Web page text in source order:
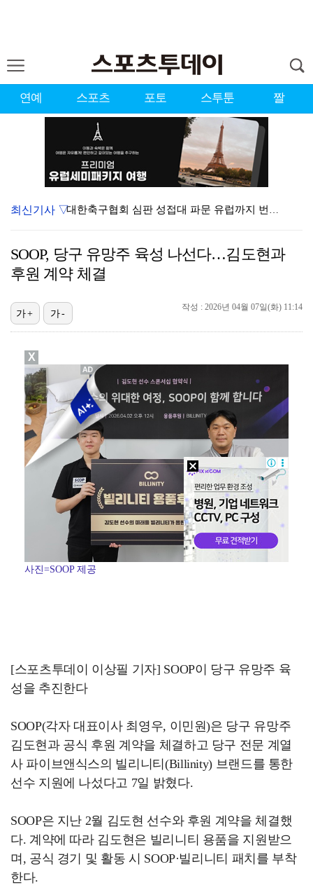
연예 스포츠 포토 스투툰 짤
대한축구협회 심판 성접대 파문 유럽까지 번졌다…佛 매체…
'황정민 스토킹 혐의' A씨 11일 결심 공판
[ST포토] 선수들 지켜보는 디에고 시메오네 감독
[ST포토] 오픈트레이닝 나서는 이강인
[ST포토] 이강인, 이적 후 밝아진 얼굴
[ST포토] 호세 히메네스, 한국 팬들 외침에 미소
[ST포토] 이강인 합류한 AT 마드리드
최신기사 ▽
SOOP, 당구 유망주 육성 나선다…김도현과
후원 계약 체결
작성 : 2026년 04월 07일(화) 11:14
가+ 가-
사진=SOOP 제공
[스포츠투데이 이상필 기자] SOOP이 당구 유망주 육
성을 추진한다
SOOP(각자 대표이사 최영우, 이민원)은 당구 유망주
김도현과 공식 후원 계약을 체결하고 당구 전문 계열
사 파이브앤식스의 빌리니티(Billinity) 브랜드를 통한
선수 지원에 나섰다고 7일 밝혔다.
SOOP은 지난 2월 김도현 선수와 후원 계약을 체결했
다. 계약에 따라 김도현은 빌리니티 용품을 지원받으
며, 공식 경기 및 활동 시 SOOP·빌리니티 패치를 부착
한다.
X